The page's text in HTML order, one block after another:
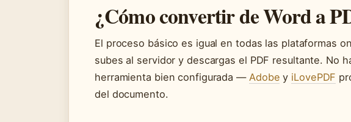
¿Cómo convertir de Word a
El proceso básico es igual en todas las plataformas
subes al servidor y descargas el PDF resultante. No
herramienta bien configurada — Adobe y iLovePDF
del documento.